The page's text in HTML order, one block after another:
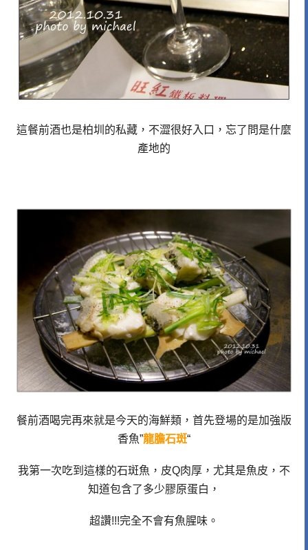
這餐前酒也是柏圳的私藏，不澀很好入口，忘了問是什麼
產地的
餐前酒喝完再來就是今天的海鮮類，首先登場的是加強版
香魚”龍膽石斑“
我第一次吃到這樣的石斑魚，皮Q肉厚，尤其是魚皮，不
知道包含了多少膠原蛋白，
超讚!!!完全不會有魚腥味。